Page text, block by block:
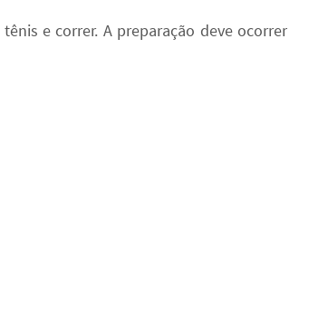
e correr. A preparação deve ocorrer